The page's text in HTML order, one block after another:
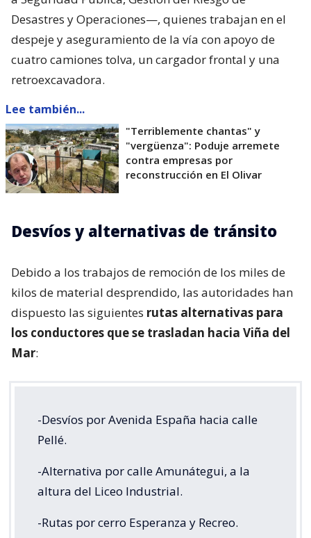
Desastres y Operaciones—, quienes trabajan en el
despeje y aseguramiento de la vía con apoyo de
cuatro camiones tolva, un cargador frontal y una
retroexcavadora.
Lee también...
"Terriblemente chantas" y
"vergüenza": Poduje arremete
contra empresas por
reconstrucción en El Olivar
Desvíos y alternativas de tránsito
Debido a los trabajos de remoción de los miles de
kilos de material desprendido, las autoridades han
dispuesto las siguientes rutas alternativas para
los conductores que se trasladan hacia Viña del
Mar:
-Desvíos por Avenida España hacia calle
Pellé.
-Alternativa por calle Amunátegui, a la
altura del Liceo Industrial.
-Rutas por cerro Esperanza y Recreo.